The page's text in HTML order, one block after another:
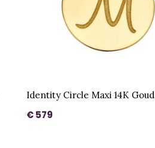
Identity Circle Maxi 14K Goud
€ 579